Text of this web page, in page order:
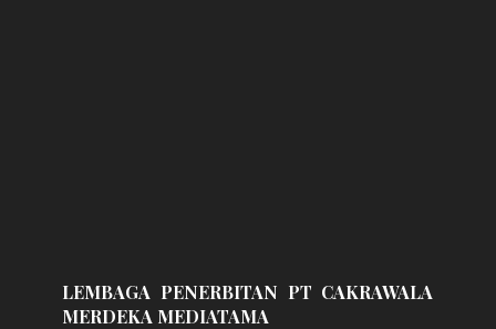
LEMBAGA PENERBITAN PT CAKRAWALA
MERDEKA MEDIATAMA